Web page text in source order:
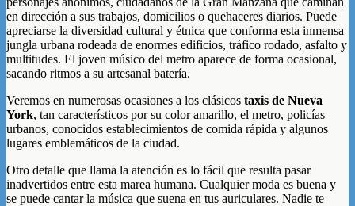
en dirección a sus trabajos, domicilios o quehaceres diarios. Puede
apreciarse la diversidad cultural y étnica que conforma esta inmensa
jungla urbana rodeada de enormes edificios, tráfico rodado, asfalto y
multitudes. El joven músico del metro aparece de forma ocasional,
sacando ritmos a su artesanal batería.
Veremos en numerosas ocasiones a los clásicos taxis de Nueva
York, tan característicos por su color amarillo, el metro, policías
urbanos, conocidos establecimientos de comida rápida y algunos
lugares emblemáticos de la ciudad.
Otro detalle que llama la atención es lo fácil que resulta pasar
inadvertidos entre esta marea humana. Cualquier moda es buena y
se puede cantar la música que suena en tus auriculares. Nadie te